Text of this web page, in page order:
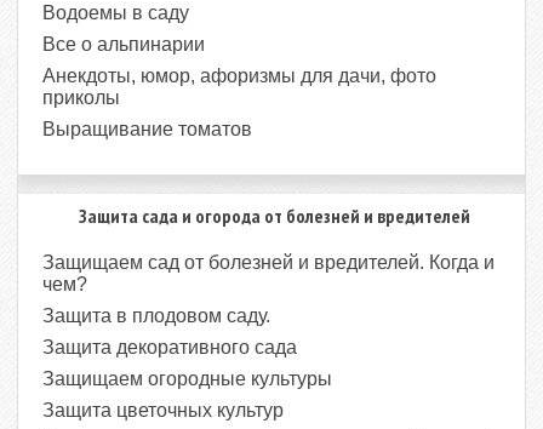
Водоемы в саду
Все о альпинарии
Анекдоты, юмор, афоризмы для дачи, фото
приколы
Выращивание томатов
Защита сада и огорода от болезней и вредителей
Защищаем сад от болезней и вредителей. Когда и
чем?
Защита в плодовом саду.
Защита декоративного сада
Защищаем огородные культуры
Защита цветочных культур